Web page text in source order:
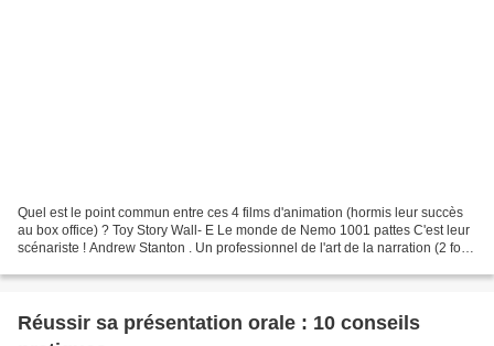
Quel est le point commun entre ces 4 films d'animation (hormis leur succès
au box office) ? Toy Story Wall- E Le monde de Nemo 1001 pattes C'est leur
scénariste ! Andrew Stanton . Un professionnel de l'art de la narration (2 fois
Réussir sa présentation orale : 10 conseils